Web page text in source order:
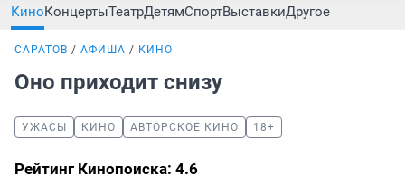
КиноКонцертыТеатрДетямСпортВыставкиДругое
САРАТОВ АФИША КИНО
Оно приходит снизу
УЖАСЫ КИНО АВТОРСКОЕ КИНО 18+
Рейтинг Кинопоиска: 4.6